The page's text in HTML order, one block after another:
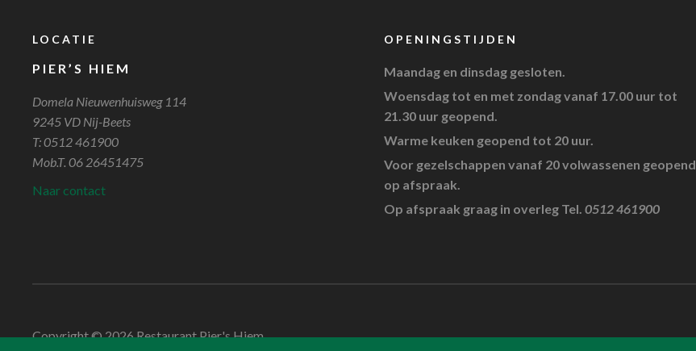
LOCATIE
PIER’S HIEM
Domela Nieuwenhuisweg 114
9245 VD Nij-Beets
T: 0512 461900
Mob.T. 06 26451475
Naar contact
OPENINGSTIJDEN
Maandag en dinsdag gesloten.
Woensdag tot en met zondag vanaf 17.00 uur tot
21.30 uur geopend.
Warme keuken geopend tot 20 uur.
Voor gezelschappen vanaf 20 volwassenen geopend
op afspraak.
Op afspraak graag in overleg Tel.0512 461900
Copyright © 2026 Restaurant Pier's Hiem